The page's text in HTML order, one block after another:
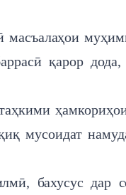
қарор
мусоидат
бахусус дар